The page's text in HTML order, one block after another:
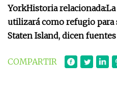
YorkHistoria relacionada:
utilizará como refugio para
Staten Island, dicen fuentes
COMPARTIR